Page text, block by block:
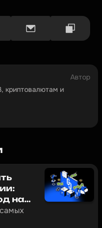
Автор
криптовалютам и
на